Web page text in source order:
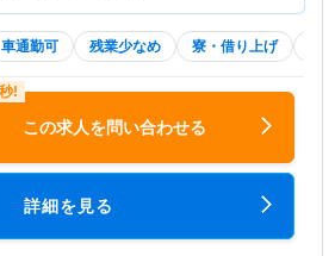
車通勤可 残業少なめ 寮・借り上げ
この求人を問い合わせる
詳細を見る